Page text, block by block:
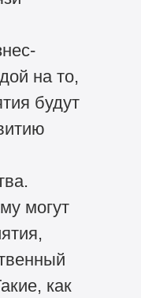
на то,
будут
могут
как